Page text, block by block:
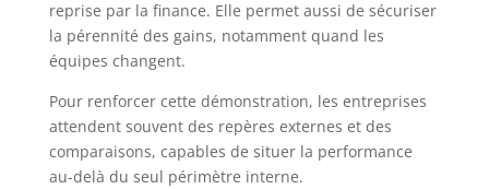
reprise par la finance. Elle permet aussi de sécuriser
la pérennité des gains, notamment quand les
équipes changent.
Pour renforcer cette démonstration, les entreprises
attendent souvent des repères externes et des
comparaisons, capables de situer la performance
au-delà du seul périmètre interne.